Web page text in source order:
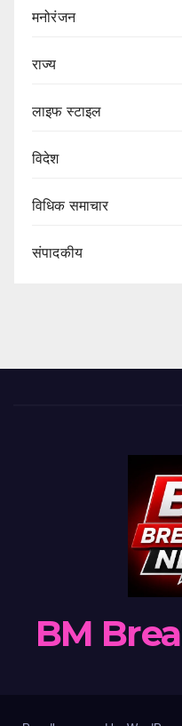
मनोरंजन
राज्य
लाइफ स्टाइल
विदेश
विधिक समाचार
संपादकीय
BM